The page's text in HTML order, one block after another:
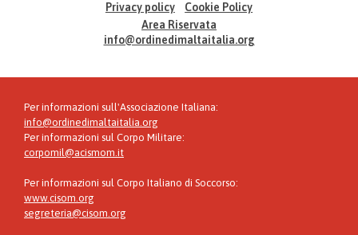
Privacy policy
Cookie Policy
Area Riservata
info@ordinedimaltaitalia.org
Per informazioni sull'Associazione Italiana:
info@ordinedimaltaitalia.org
Per informazioni sul Corpo Militare:
corpomil@acismom.it
Per informazioni sul Corpo Italiano di Soccorso:
www.cisom.org
segreteria@cisom.org